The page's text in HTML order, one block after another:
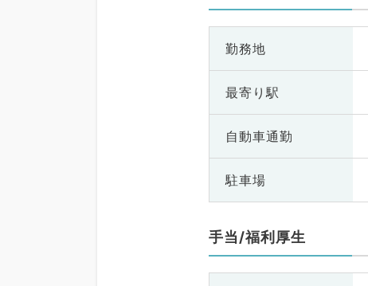
勤務地
最寄り駅
自動車通勤
駐車場
手当/福利厚生